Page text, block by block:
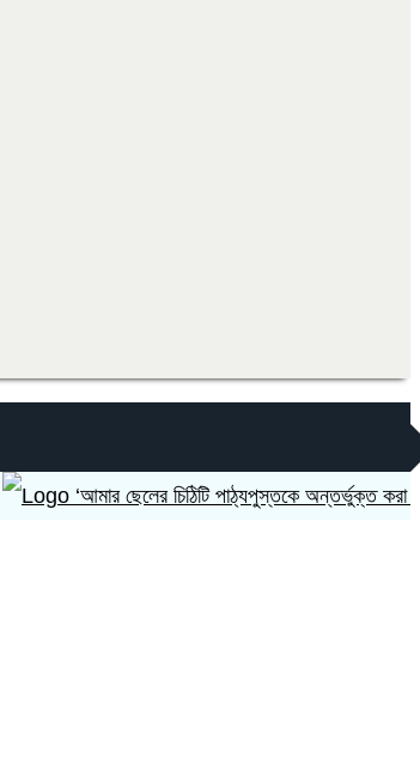
‘আমার ছেলের চিঠিটি পাঠ্যপুস্তকে অন্তর্ভুক্ত করা হোক’